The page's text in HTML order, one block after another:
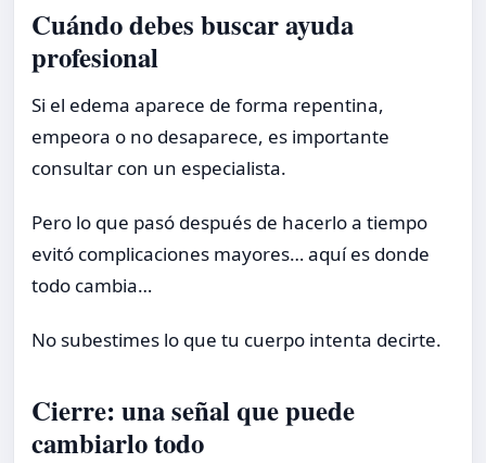
Cuándo debes buscar ayuda
profesional
Si el edema aparece de forma repentina,
empeora o no desaparece, es importante
consultar con un especialista.
Pero lo que pasó después de hacerlo a tiempo
evitó complicaciones mayores… aquí es donde
todo cambia…
No subestimes lo que tu cuerpo intenta decirte.
Cierre: una señal que puede
cambiarlo todo